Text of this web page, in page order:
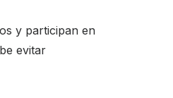
y participan en
evitar